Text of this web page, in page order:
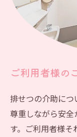
ご利用者様の
排せつの介助に
尊重しながら安
す。ご利用者様